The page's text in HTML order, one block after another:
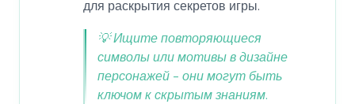
для раскрытия секретов игры.
💡Ищите повторяющиеся
символы или мотивы в дизайне
персонажей - они могут быть
ключом к скрытым знаниям.